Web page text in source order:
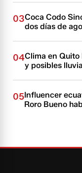
03Coca Codo
dos días de
04Clima en
y posibles
05Influencer
Roro Bueno